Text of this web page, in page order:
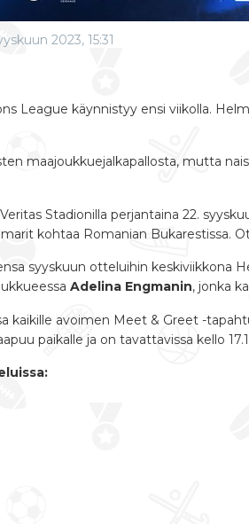
2023, 15:31
League käynnistyy ensi viikolla.
maajoukkuejalkapallosta, mutta
Stadionilla perjantaina 22.
kohtaa Romanian Bukarestissa.
syyskuun otteluihin keskiviikkona
Adelina Engmanin, jonka
kaikille avoimen Meet & Greet -
paikalle ja on tavattavissa kello